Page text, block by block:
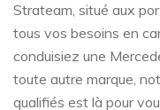
Strateam, situé aux
tous vos besoins en
conduisiez une
toute autre marque,
qualifiés est là pour